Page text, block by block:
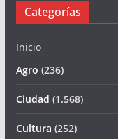
Categorías
Inicio
Agro (236)
Ciudad (1.568)
Cultura (252)